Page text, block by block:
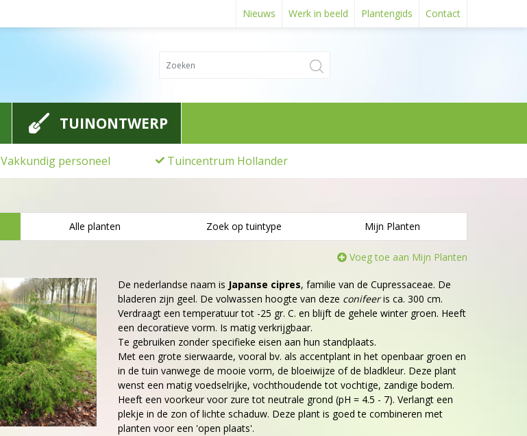
Nieuws Werk in beeld Plantengids Contact
TUINONTWERP
Vakkundig personeel Tuincentrum Hollander
Alle planten Zoek op tuintype Mijn Planten
Voeg toe aan Mijn Planten
De nederlandse naam is Japanse cipres, familie van de Cupressaceae. De
bladeren zijn geel. De volwassen hoogte van deze conifeeris ca. 300 cm.
Verdraagt een temperatuur tot -25 gr. C. en blijft de gehele winter groen. Heeft
een decoratieve vorm. Is matig verkrijgbaar.
Te gebruiken zonder specifieke eisen aan hun standplaats.
Met een grote sierwaarde, vooral bv. als accentplant in het openbaar groen en
in de tuin vanwege de mooie vorm, de bloeiwijze of de bladkleur. Deze plant
wenst een matig voedselrijke, vochthoudende tot vochtige, zandige bodem.
Heeft een voorkeur voor zure tot neutrale grond (pH = 4.5 - 7). Verlangt een
plekje in de zon of lichte schaduw. Deze plant is goed te combineren met
planten voor een 'open plaats'.